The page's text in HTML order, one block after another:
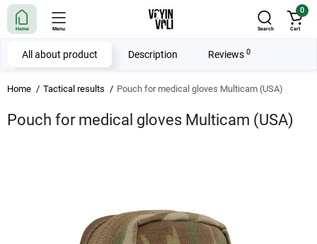
Home Menu Search
0
Cart
Home Tactical results Pouch for medical gloves Multicam (USA)
Pouch for medical gloves Multicam (USA)
All about product Description Reviews 0